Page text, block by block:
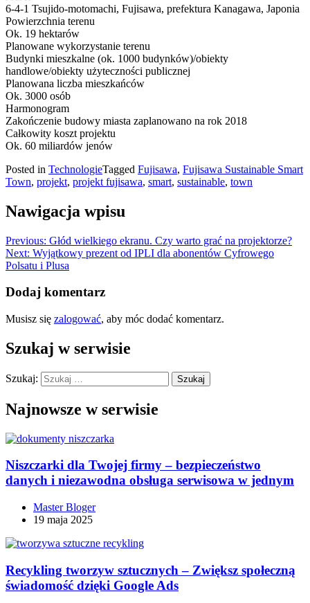
6-4-1 Tsujido-motomachi, Fujisawa, prefektura Kanagawa, Japonia
Powierzchnia terenu
Ok. 19 hektarów
Planowane wykorzystanie terenu
Budynki mieszkalne (ok. 1000 budynków)/obiekty
handlowe/obiekty użyteczności publicznej
Planowana liczba mieszkańców
Ok. 3000 osób
Harmonogram
Zakończenie budowy miasta zaplanowano na rok 2018
Całkowity koszt projektu
Ok. 60 miliardów jenów
Posted in TechnologieTagged Fujisawa, Fujisawa Sustainable Smart
Town, projekt, projekt fujisawa, smart, sustainable, town
Nawigacja wpisu
Previous: Głód wielkiego ekranu. Czy warto grać na projektorze?
Next: Wyjątkowy prezent od IPLI dla abonentów Cyfrowego
Polsatu i Plusa
Dodaj komentarz
Musisz się zalogować, aby móc dodać komentarz.
Szukaj w serwisie
Szukaj:
Najnowsze w serwisie
Niszczarki dla Twojej firmy – bezpieczeństwo
danych i niezawodna obsługa serwisowa w jednym
Master Bloger
19 maja 2025
Recykling tworzyw sztucznych – Zwiększ społeczną
świadomość dzięki Google Ads